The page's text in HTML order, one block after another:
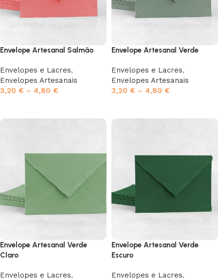
Envelope Artesanal Salmão
Envelopes e Lacres,
Envelopes Artesanais
3,20 € – 4,80 €
Envelope Artesanal Verde
Envelopes e Lacres,
Envelopes Artesanais
3,20 € – 4,80 €
Envelope Artesanal Verde
Claro
Envelopes e Lacres,
Envelope Artesanal Verde
Escuro
Envelopes e Lacres,